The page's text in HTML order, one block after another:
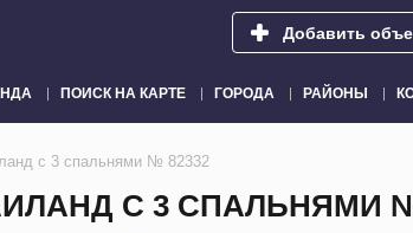
Добавить
ПОИСК НА КАРТЕ ГОРОДА РАЙОНЫ
с 3 спальнями № 82332
С 3 СПАЛЬНЯМИ